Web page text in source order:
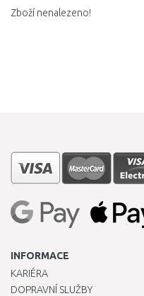
Zboží nenalezeno!
INFORMACE
KARIÉRA
DOPRAVNÍ SLUŽBY